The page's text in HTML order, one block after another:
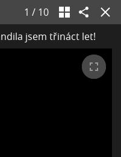
1 / 10
jsem třináct let!